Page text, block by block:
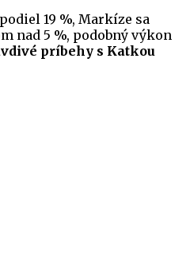
19 %, Markíze sa
nad 5 %, podobný výkon
príbehy s Katkou